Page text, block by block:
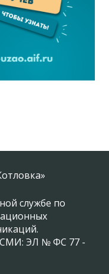
службе по
СМИ: ЭЛ № ФС 77 -